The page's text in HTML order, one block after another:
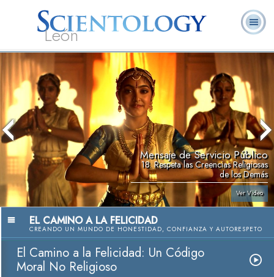
León
L. Ronald
Hubbard
Scientology?
Ministros
Voluntarios
Preguntas
Frecuentes
Libros
Mensaje de Servicio Público
18. Respeta las Creencias Religiosas
de los Demás
Ver Video
EL CAMINO A LA FELICIDAD
CREANDO UN MUNDO DE HONESTIDAD, CONFIANZA Y AUTORESPETO
El Camino a la Felicidad: Un Código
Moral No Religioso